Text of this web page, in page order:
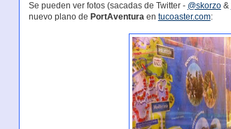
Se pueden ver fotos (sacadas de Twitter - @skorzo&
nuevo plano de PortAventuraen tucoaster.com: